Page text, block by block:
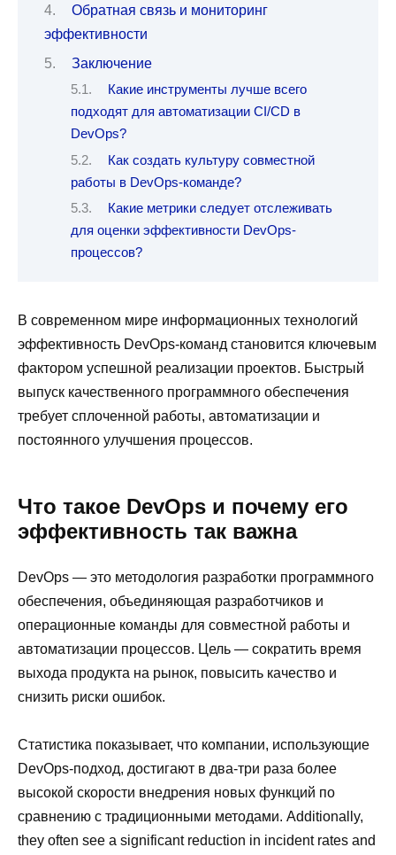
Обратная связь и мониторинг
эффективности
Заключение
Какие инструменты лучше всего
подходят для автоматизации CI/CD в
DevOps?
Как создать культуру совместной
работы в DevOps-команде?
Какие метрики следует отслеживать
для оценки эффективности DevOps-
процессов?
В современном мире информационных технологий
эффективность DevOps-команд становится ключевым
фактором успешной реализации проектов. Быстрый
выпуск качественного программного обеспечения
требует сплоченной работы, автоматизации и
постоянного улучшения процессов.
Что такое DevOps и почему его
эффективность так важна
DevOps — это методология разработки программного
обеспечения, объединяющая разработчиков и
операционные команды для совместной работы и
автоматизации процессов. Цель — сократить время
выхода продукта на рынок, повысить качество и
снизить риски ошибок.
Статистика показывает, что компании, использующие
DevOps-подход, достигают в два-три раза более
высокой скорости внедрения новых функций по
сравнению с традиционными методами. Additionally,
they often see a significant reduction in incident rates and